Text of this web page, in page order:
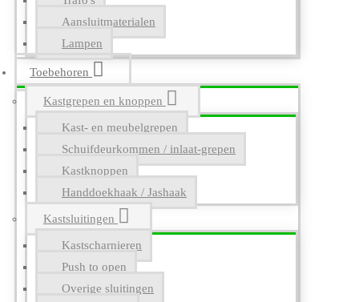
Aansluitmaterialen
Lampen
Toebehoren
Kastgrepen en knoppen
Kast- en meubelgrepen
Schuifdeurkommen / inlaat-grepen
Kastknoppen
Handdoekhaak / Jashaak
Kastsluitingen
Kastscharnieren
Push to open
Overige sluitingen